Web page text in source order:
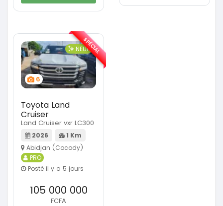
6
NEUF
Toyota Land
Cruiser
Land Cruiser vxr LC300
2026
1 Km
Abidjan (Cocody)
PRO
Posté il y a 5 jours
105 000 000
FCFA
SPÉCIAL